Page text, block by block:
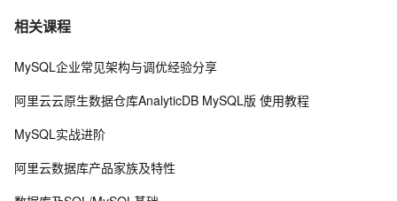
7 Apipost免费版、企业版和私有化部署详解
8 确保数据零丢失!阿里云数据库RDS for MySQL 三节点企
10Neo4j 企业版和系统运维系统监控
相关课程
MySQL企业常见架构与调优经验分享
阿里云云原生数据仓库AnalyticDB MySQL版 使用教程
MySQL实战进阶
阿里云数据库产品家族及特性